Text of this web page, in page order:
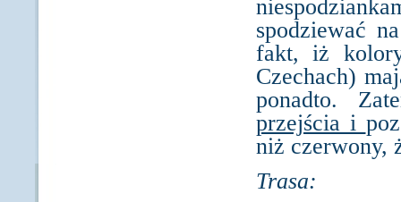
spodziewać
fakt, iż
Czechach)
ponadto.
przejścia i
niż czerwony,
Trasa: